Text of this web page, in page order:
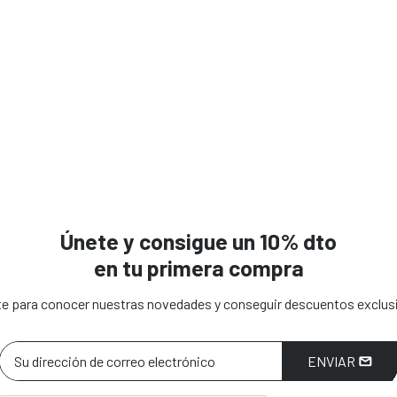
Únete y consigue un 10% dto
en tu primera compra
para conocer nuestras novedades y conseguir descuentos
ENVIAR